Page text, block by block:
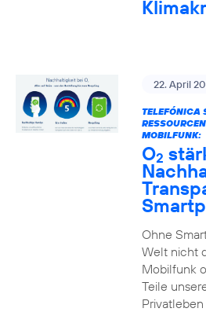
22. April
TELEFÓNICA
MOBILFUNK:
O2
Ohne
Welt nicht
Mobilfunk
Teile